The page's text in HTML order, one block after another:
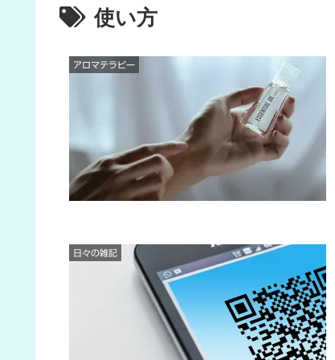
使い方
アロマテラピー
日々の雑記